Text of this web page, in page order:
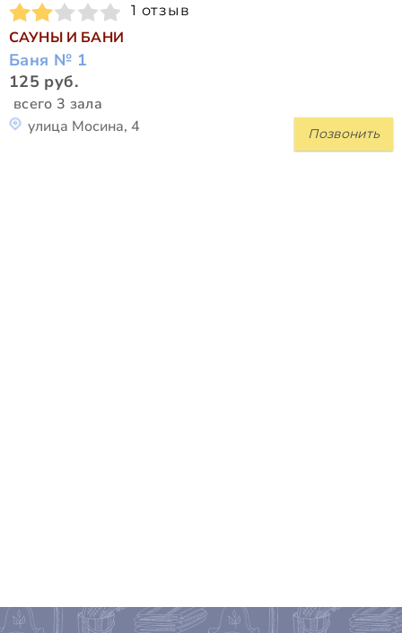
1 отзыв
САУНЫ И БАНИ
Баня № 1
125 руб.
всего 3 зала
Позвонить
улица Мосина, 4